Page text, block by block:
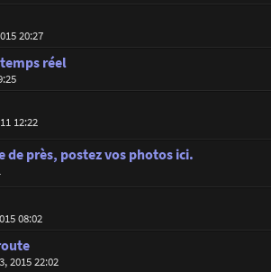
20:27
réel
12:22
de près, postez vos photos ici.
08:02
2015 22:02